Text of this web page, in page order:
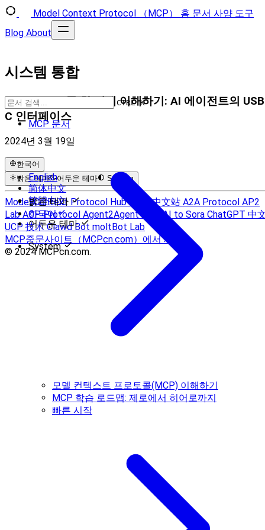
Model Context Protocol （MCP） 홈 문서 사양 도구
Blog About
CTRL K
MCP 문서
모델 컨텍스트 프로토콜(MCP) 이해하기
MCP 학습 로드맵: 제로에서 히어로까지
빠른 시작
시스템 통합
MCP 프로토콜 한 번에 이해하기: AI 에이전트의
C 인터페이스
2024년 3월 19일
한국어
English
简体中文
繁體中文
한국어
밝은 테마 어두운 테마 System
밝은 테마
어두운 테마
System
Model Context Protocol Hub MCP 中文站 A2A Protocol AP2
LabACP Protocol Agent2Agent 文档 AI to Sora ChatGPT 中
UCP 技术Clawd Bot moltBot Lab
MCP중문사이트（MCPcn.com）에서 제공
© 2024 MCPcn.com.